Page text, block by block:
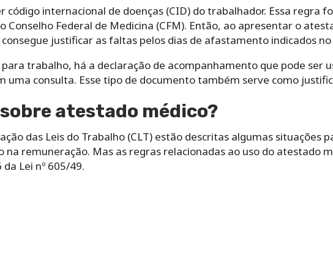
código internacional de doenças (CID) do trabalhador. Essa regra
Conselho Federal de Medicina (CFM). Então, ao apresentar o
justificar as faltas pelos dias de afastamento indicados
trabalho, há a declaração de acompanhamento que pode ser
uma consulta. Esse tipo de documento também serve como
sobre atestado médico?
das Leis do Trabalho (CLT) estão descritas algumas situações
remuneração. Mas as regras relacionadas ao uso do atestado
Lei nº 605/49.